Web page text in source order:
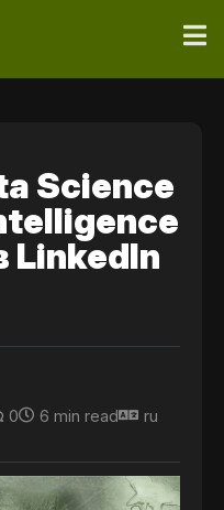
Science
LinkedIn
0 6 min read ru